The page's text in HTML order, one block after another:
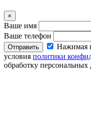
×
Ваше имя
Ваше телефон
Отправить
Нажимая
условия политики
обработку